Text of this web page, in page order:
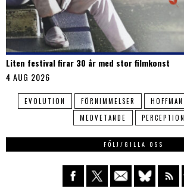
Liten festival firar 30 år med stor filmkonst
4 AUG 2026
EVOLUTION FÖRNIMMELSER HOFFMAN
MEDVETANDE
PERCEPTION
FÖLJ/GILLA OSS